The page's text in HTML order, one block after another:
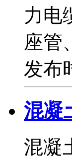
力电
座管
发布
混凝
混凝